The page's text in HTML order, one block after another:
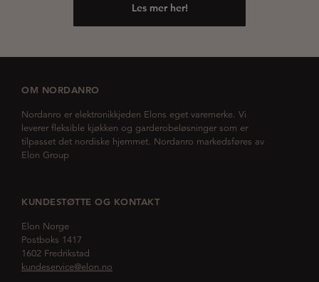
Les mer her!
OM NORDANRO
Nordanro er elektronikkjeden Elons eget varemerke. Vi
leverer fleksible kjøkken og garderobeløsninger som er
tilpasset det nordiske hjemmet. Nordanro markedsføres av
Elon Group
KUNDESTØTTE OG KONTAKT
Elon Norge
Postboks 1417
1602 Fredrikstad
kundeservice@elon.no